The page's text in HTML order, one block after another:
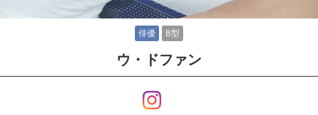
俳優 B型
ウ・ドファン